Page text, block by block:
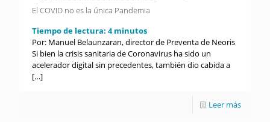
El COVID no es la única Pandemia
Tiempo de lectura: 4 minutos
Por: Manuel Belaunzaran, director de Preventa de Neoris
Si bien la crisis sanitaria de Coronavirus ha sido un
acelerador digital sin precedentes, también dio cabida a
[…]
Leer más